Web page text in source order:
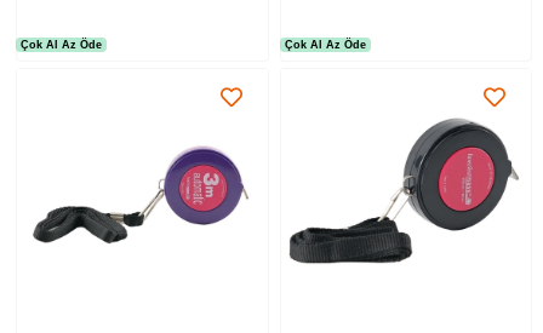
Çok Al Az Öde Çok Al Az Öde